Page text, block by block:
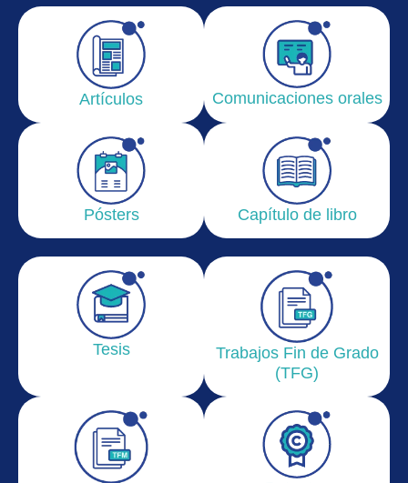
Artículos Comunicaciones orales
Pósters Capítulo de libro
Tesis
Trabajos Fin de Grado
(TFG)